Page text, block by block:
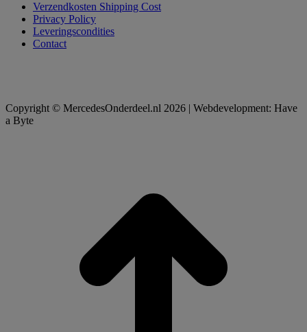
Verzendkosten Shipping Cost
Privacy Policy
Leveringscondities
Contact
Copyright © MercedesOnderdeel.nl 2026 | Webdevelopment: Have
a Byte